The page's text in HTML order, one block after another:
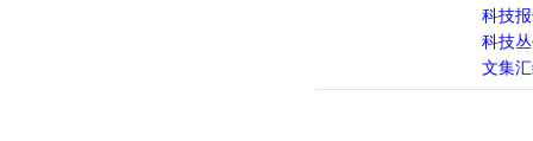
科技
科技
文集